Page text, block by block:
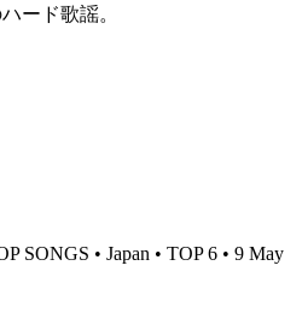
ード歌謡。
SONGS • Japan • TOP 6 • 9 May